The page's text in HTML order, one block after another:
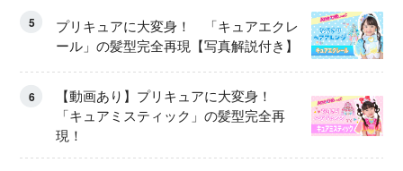
5
プリキュアに大変身！ 「キュアエクレ
ール」の髪型完全再現【写真解説付き】
6
【動画あり】プリキュアに大変身！
「キュアミスティック」の髪型完全再
現！